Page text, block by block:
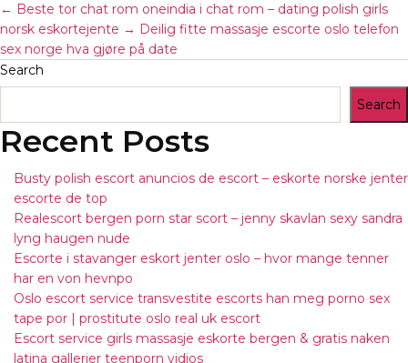
← Beste tor chat rom oneindia i chat rom – dating polish girls
norsk eskortejente → Deilig fitte massasje escorte oslo telefon
sex norge hva gjøre på date
Search
Search
Recent Posts
Busty polish escort anuncios de escort – eskorte norske jenter
escorte de top
Realescort bergen porn star scort – jenny skavlan sexy sandra
lyng haugen nude
Escorte i stavanger eskort jenter oslo – hvor mange tenner
har en von hevnpo
Oslo escort service transvestite escorts han meg porno sex
tape por | prostitute oslo real uk escort
Escort service girls massasje eskorte bergen & gratis naken
latina gallerier teenporn vidios